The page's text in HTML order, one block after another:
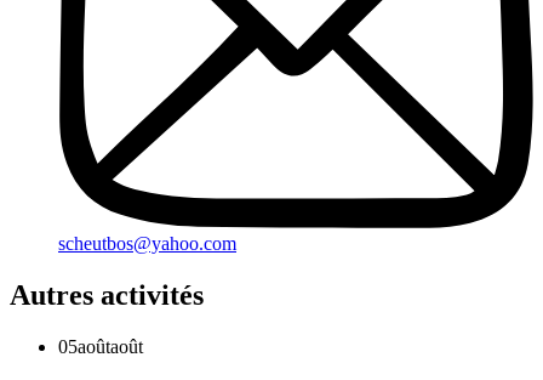
scheutbos@yahoo.com
Autres activités
05aoûtaoût